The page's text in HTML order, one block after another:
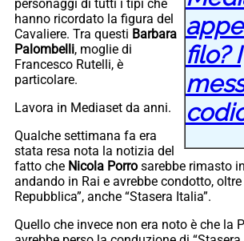
filo? I
personaggi di tutti i tipi che
hanno ricordato la figura del
Cavaliere. Tra questi Barbara
Palombelli, moglie di
Francesco Rutelli, è
particolare.
Lavora in Mediaset da anni.
Qualche settimana fa era
stata resa nota la notizia del
fatto che Nicola Porro sarebbe rimasto
andando in Rai e avrebbe condotto, oltre
Repubblica”, anche “Stasera Italia”.
Quello che invece non era noto è che la